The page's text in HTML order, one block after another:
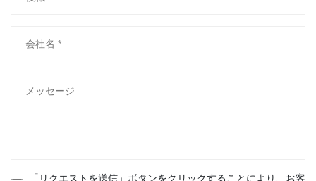
「リクエストを送信」ボタンをクリックすることにより、お客